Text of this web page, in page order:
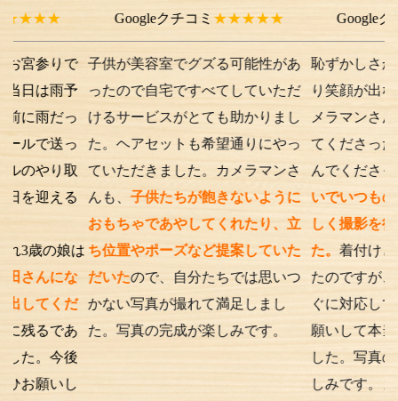
は
Googleクチコミ★★★★★
子供が美容室でグズる可能性があ
ったので自宅ですべてしていただ
けるサービスがとても助かりまし
た。ヘアセットも希望通りにやっ
ていただきました。カメラマンさ
んも、 子供たちが飽きないように
おもちゃであやしてくれたり、立
ち位置やポーズなど提案していた
だいたので、自分たちでは思いつ
かない写真が撮れて満足しまし
た。写真の完成が楽しみです。
Googleクチコミ
恥ずかしさから最初は
り笑顔が出ない子供で
メラマンさんが根気よ
てくださったり落ち葉
んでくださったり、優
いでいつもの笑顔が出
しく撮影を行うことが
た。着付けとアテンド
たのですが、撮影時の
ぐに対応してくださり
願いして本当に良かっ
した。写真の仕上がり
しみです。また次もお